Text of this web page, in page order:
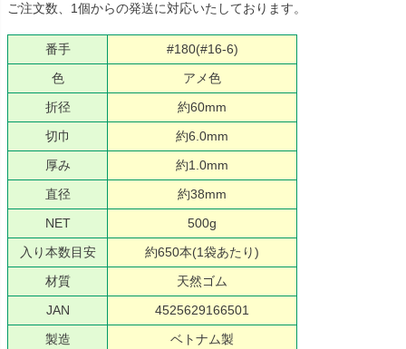
ご注文数、1個からの発送に対応いたしております。
番手
#180(#16-6)
色
アメ色
折径
約60mm
切巾
約6.0mm
厚み
約1.0mm
直径
約38mm
NET
500g
入り本数目安
約650本(1袋あたり)
材質
天然ゴム
JAN
4525629166501
製造
ベトナム製